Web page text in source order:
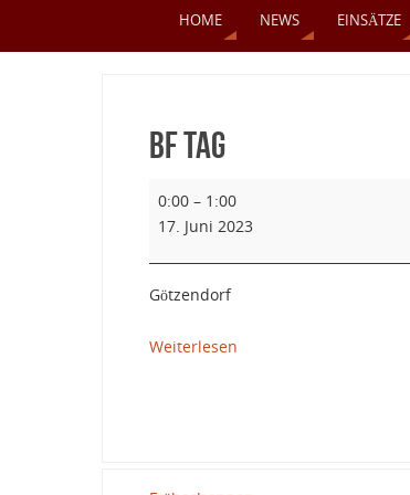
HOME NEWS EINSÄTZE
BF Tag
0:00 – 1:00
17. Juni 2023
Götzendorf
Weiterlesen